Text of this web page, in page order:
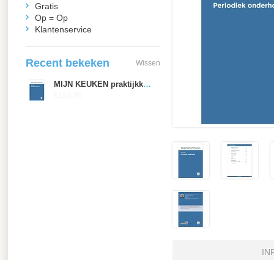
Gratis
Op = Op
Klantenservice
Recent bekeken Wissen
MIJN KEUKEN praktijkkaarten deel 2: periodiek onderhoud